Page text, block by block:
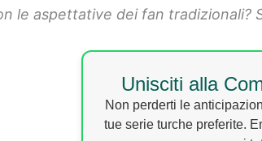
le aspettative dei fan
Unisciti alla
Non perderti le
tue serie turche preferite.